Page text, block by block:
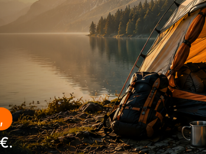
Μεμβράνη Kilpi
Overtrousers Παντελόνι
Αντιανεμικό Μαύρο Mac In